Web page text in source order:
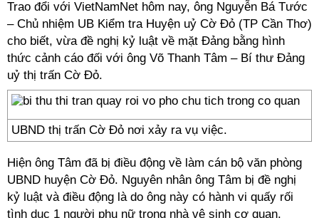
Trao đổi với VietNamNet hôm nay, ông Nguyễn Bá Tước
– Chủ nhiệm UB Kiểm tra Huyện uỷ Cờ Đỏ (TP Cần Thơ)
cho biết, vừa đề nghị kỷ luật về mặt Đảng bằng hình
thức cảnh cáo đối với ông Võ Thanh Tâm – Bí thư Đảng
uỷ thị trấn Cờ Đỏ.
UBND thị trấn Cờ Đỏ nơi xảy ra vụ việc.
Hiện ông Tâm đã bị điều động về làm cán bộ văn phòng
UBND huyện Cờ Đỏ. Nguyên nhân ông Tâm bị đề nghị
kỷ luật và điều động là do ông này có hành vi quấy rối
tình dục 1 người phụ nữ trong nhà vệ sinh cơ quan.